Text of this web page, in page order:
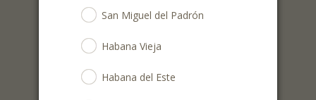
San Miguel del Padrón
Habana Vieja
Habana del Este
Share this selection